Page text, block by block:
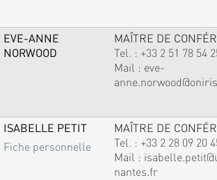
EVE-ANNE
NORWOOD
MAÎTRE DE
Tel. : +33 2 51 78 54
Mail : eve-
ISABELLE PETIT
Fiche personnelle
MAÎTRE DE
Tel. : +33 2 28 09 20
Mail :
nantes.fr